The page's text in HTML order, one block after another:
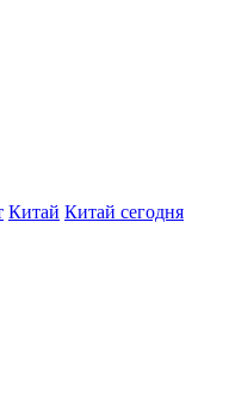
Китай Китай сегодня